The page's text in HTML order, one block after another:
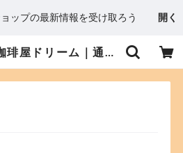
ップの最新情報を受け取ろう 開く
ABOUT | 珈琲屋ドリーム｜通販ページ